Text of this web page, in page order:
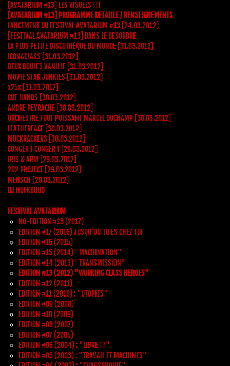
[AVATARIUM #13] LES VISUELS !!!
[AVATARIUM #13] PROGRAMME DETAILLE / RENSEIGNEMENTS
LANCEMENT DU FESTIVAL AVATARIUM #13 [24.03.2012]
[FESTIVAL AVATARIUM #13] DANS LE DESORDRE
LA PLUS PETITE DISCOTHÈQUE DU MONDE [31.03.2012]
ICONACLASS [31.03.2012]
DEUX BOULES VANILLE [31.03.2012]
MOVIE STAR JUNKIES [31.03.2012]
x25x [31.03.2012]
CUT HANDS [30.03.2012]
ANDRE PEYRACHE [30.03.2012]
ORCHESTRE TOUT PUISSANT MARCEL DUCHAMP [30.03.2012]
LEATHERFACE [30.03.2012]
MUCKRACKERS [30.03.2012]
CONGER ! CONGER ! [29.03.2012]
IRIS & ARM [29.03.2012]
202 PROJECT [29.03.2012]
MENSCH [29.03.2012]
DJ HOEKBOUD
FESTIVAL AVATARIUM
NO-EDITION #18 (2017)
EDITION #17 (2016) JUSQU’OÙ TU ES CHEZ TOI
EDITION #16 (2015)
EDITION #15 (2014) "MACHINATION"
EDITION #14 (2013) "TRANSMISSION"
EDITION #13 (2012) "WORKING CLASS HEROES"
EDITION #12 (2011)
EDITION #11 (2010) : "UTOPIES"
EDITION #09 (2008)
EDITION #10 (2009)
EDITION #08 (2007)
EDITION #07 (2005)
EDITION #06 (2004) : "LIBRE !?"
EDITION #05 (2003) : "TRAVAIL ET MACHINES"